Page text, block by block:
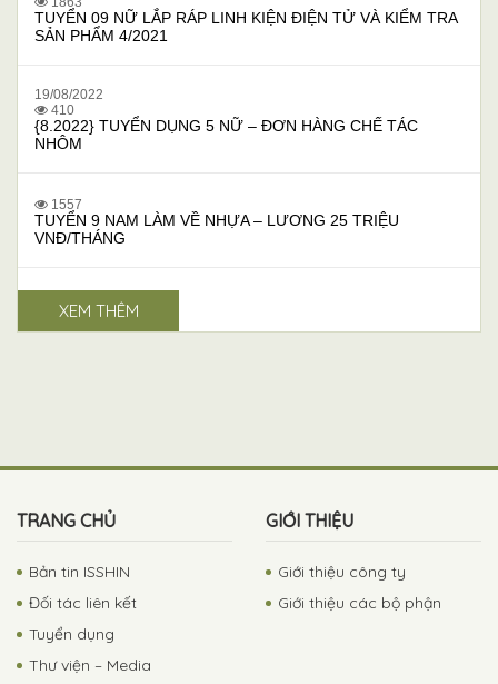
TUYỂN 09 NỮ LẮP RÁP LINH KIỆN ĐIỆN TỬ VÀ KIỂM TRA
SẢN PHẨM 4/2021
19/08/2022
410
{8.2022} TUYỂN DỤNG 5 NỮ – ĐƠN HÀNG CHẾ TÁC
NHÔM
1557
TUYỂN 9 NAM LÀM VỀ NHỰA – LƯƠNG 25 TRIỆU
VNĐ/THÁNG
XEM THÊM
TRANG CHỦ
Bản tin ISSHIN
Đối tác liên kết
Tuyển dụng
Thư viện – Media
GIỚI THIỆU
Giới thiệu công ty
Giới thiệu các bộ phận